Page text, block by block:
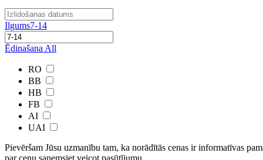
Ilgums7-14
Ēdinašana All
RO
BB
HB
FB
AI
UAI
Pievēršam Jūsu uzmanību tam, ka norādītās cenas ir ​informatīvas
par cenu saņemsiet veicot pasūtījumu.